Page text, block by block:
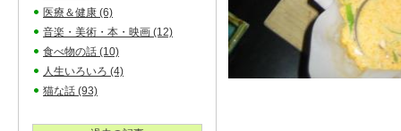
医療＆健康 (6)
音楽・美術・本・映画 (12)
食べ物の話 (10)
人生いろいろ (4)
猫な話 (93)